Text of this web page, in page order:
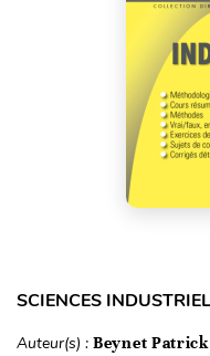
SCIENCES
Auteur(s) : Beynet Patrick